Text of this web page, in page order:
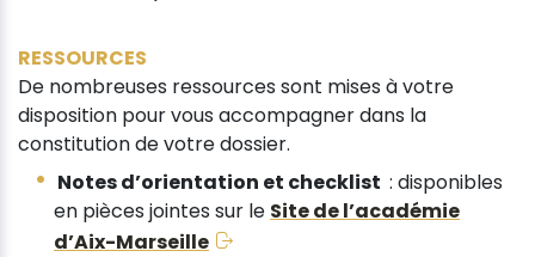
RESSOURCES
De nombreuses ressources sont mises à votre
disposition pour vous accompagner dans la
constitution de votre dossier.
Notes d’orientation et checklist : disponibles
en pièces jointes sur le Site de l’académie
d’Aix-Marseille